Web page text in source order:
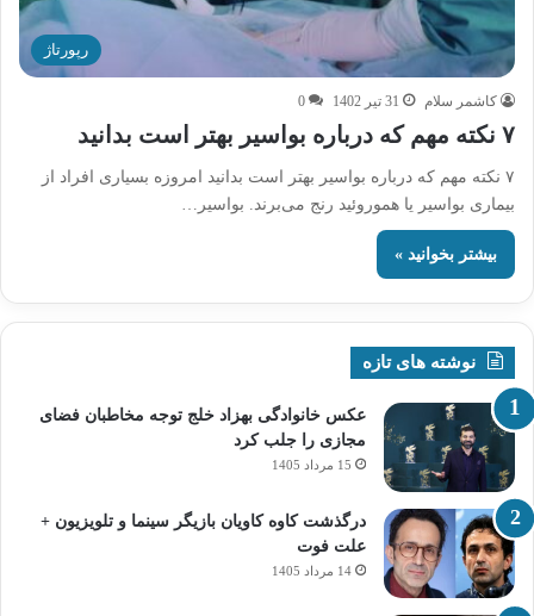
رپورتاژ
کاشمر سلام 31 تیر 1402 0
۷ نکته مهم که درباره بواسیر بهتر است بدانید
۷ نکته مهم که درباره بواسیر بهتر است بدانید امروزه بسیاری افراد از
بیماری بواسیر یا هموروئید رنج می‌برند. بواسیر…
بیشتر بخوانید »
نوشته های تازه
عکس خانوادگی بهزاد خلج توجه مخاطبان فضای
مجازی را جلب کرد
15 مرداد 1405
درگذشت کاوه کاویان بازیگر سینما و تلویزیون +
علت فوت
14 مرداد 1405